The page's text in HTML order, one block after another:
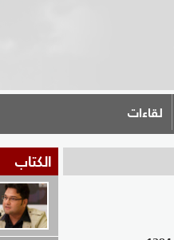
لقاءات
الكتاب